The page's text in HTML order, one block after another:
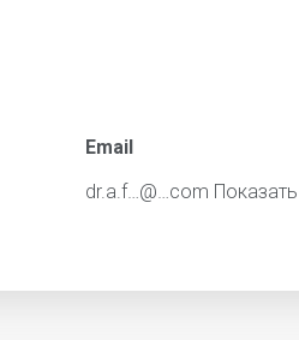
Email
dr.a.f…@…com Показать